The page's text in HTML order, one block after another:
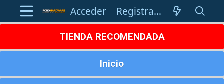
Acceder Registrarse
TIENDA RECOMENDADA
Inicio